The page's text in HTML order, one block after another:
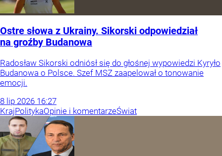
Ostre słowa z Ukrainy. Sikorski odpowiedział
na groźby Budanowa
Radosław Sikorski odniósł się do głośnej wypowiedzi Kyryło
Budanowa o Polsce. Szef MSZ zaapelował o tonowanie
emocji.
8 lip 2026 16:27
KrajPolitykaOpinie i komentarzeŚwiat